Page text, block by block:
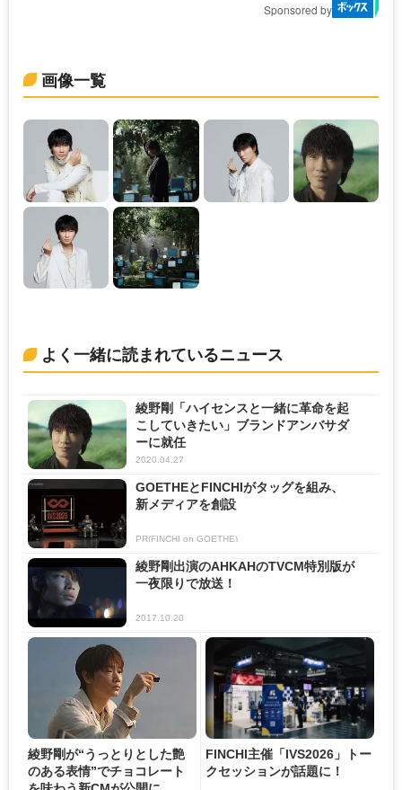
Sponsored by
画像一覧
よく一緒に読まれているニュース
綾野剛「ハイセンスと一緒に革命を起
こしていきたい」ブランドアンバサダ
ーに就任
2020.04.27
GOETHEとFINCHIがタッグを組み、
新メディアを創設
PR(FINCHI on GOETHE)
綾野剛出演のAHKAHのTVCM特別版が
一夜限りで放送！
2017.10.20
綾野剛が“うっとりとした艶
のある表情”でチョコレート
FINCHI主催「IVS2026」トー
クセッションが話題に！